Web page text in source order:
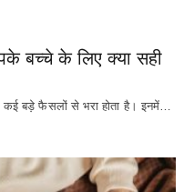
बच्चे के लिए क्या सही
कई बड़े फैसलों से भरा होता है। इनमें…